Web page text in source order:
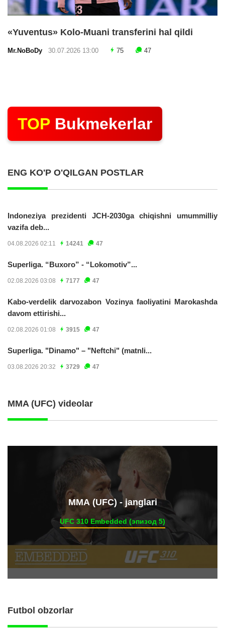
«Yuventus» Kolo-Muani transferini hal qildi
Mr.NoBoDy 30.07.2026 13:00 75 47
TOP Bukmekerlar
ENG KO'P O'QILGAN POSTLAR
Indoneziya prezidenti JCH-2030ga chiqishni umummilliy
vazifa deb...
04.08.2026 02:11 14241 47
Superliga. “Buxoro” - “Lokomotiv”...
02.08.2026 03:08 7177 47
Kabo-verdelik darvozabon Vozinya faoliyatini Marokashda
davom ettirishi...
02.08.2026 01:08 3915 47
Superliga. "Dinamo" – "Neftchi" (matnli...
03.08.2026 20:32 3729 47
MMA (UFC) videolar
ММА (UFC) - janglari
UFC 310 Embedded (эпизод 5)
Futbol obzorlar